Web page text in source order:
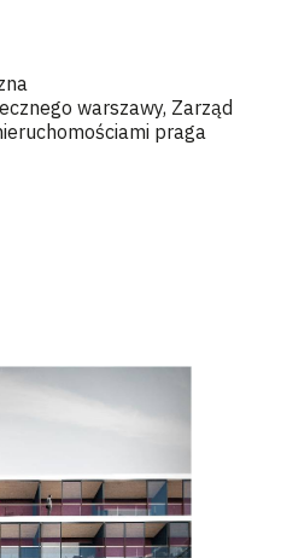
warszawy, Zarząd
praga